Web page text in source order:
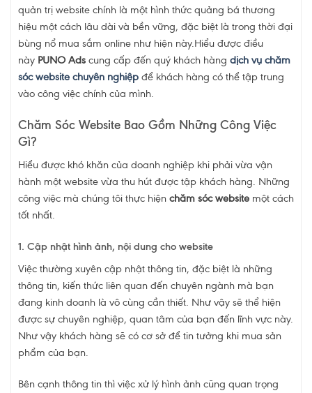
quản trị website chính là một hình thức quảng bá thương
hiệu một cách lâu dài và bền vững, đặc biệt là trong thời đại
bùng nổ mua sắm online như hiện này.Hiểu được điều
này PUNO Ads cung cấp đến quý khách hàng dịch vụ chăm
sóc website chuyên nghiệp để khách hàng có thể tập trung
vào công việc chính của mình.
Chăm Sóc Website Bao Gồm Những Công Việc
Gì?
Hiểu được khó khăn của doanh nghiệp khi phải vừa vận
hành một website vừa thu hút được tập khách hàng. Những
công việc mà chúng tôi thực hiện chăm sóc website một cách
tốt nhất.
1. Cập nhật hình ảnh, nội dung cho website
Việc thường xuyên cập nhật thông tin, đặc biệt là những
thông tin, kiến thức liên quan đến chuyên ngành mà bạn
đang kinh doanh là vô cùng cần thiết. Như vậy sẽ thể hiện
được sự chuyên nghiệp, quan tâm của bạn đến lĩnh vực này.
Như vậy khách hàng sẽ có cơ sở để tin tưởng khi mua sản
phẩm của bạn.
Bên cạnh thông tin thì việc xử lý hình ảnh cũng quan trọng